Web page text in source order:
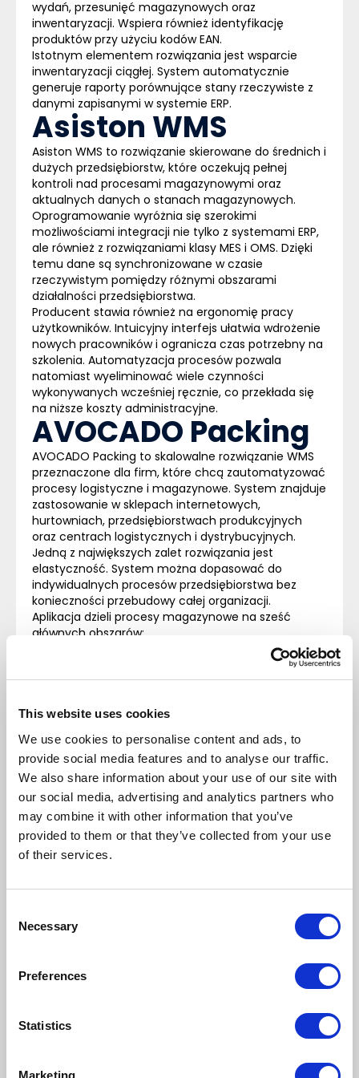
This website uses cookies
We use cookies to personalise content and ads, to
provide social media features and to analyse our traffic.
We also share information about your use of our site with
our social media, advertising and analytics partners who
may combine it with other information that you’ve
provided to them or that they’ve collected from your use
of their services.
Selection
Necessary
Preferences
Statistics
Marketing
wydań, przesunięć magazynowych oraz
inwentaryzacji. Wspiera również identyfikację
produktów przy użyciu kodów EAN.
Istotnym elementem rozwiązania jest wsparcie
inwentaryzacji ciągłej. System automatycznie
generuje raporty porównujące stany rzeczywiste z
danymi zapisanymi w systemie ERP.
Asiston WMS
Asiston WMS to rozwiązanie skierowane do średnich i
dużych przedsiębiorstw, które oczekują pełnej
kontroli nad procesami magazynowymi oraz
aktualnych danych o stanach magazynowych.
Oprogramowanie wyróżnia się szerokimi
możliwościami integracji nie tylko z systemami ERP,
ale również z rozwiązaniami klasy MES i OMS. Dzięki
temu dane są synchronizowane w czasie
rzeczywistym pomiędzy różnymi obszarami
działalności przedsiębiorstwa.
Producent stawia również na ergonomię pracy
użytkowników. Intuicyjny interfejs ułatwia wdrożenie
nowych pracowników i ogranicza czas potrzebny na
szkolenia. Automatyzacja procesów pozwala
natomiast wyeliminować wiele czynności
wykonywanych wcześniej ręcznie, co przekłada się
na niższe koszty administracyjne.
AVOCADO Packing
AVOCADO Packing to skalowalne rozwiązanie WMS
przeznaczone dla firm, które chcą zautomatyzować
procesy logistyczne i magazynowe. System znajduje
zastosowanie w sklepach internetowych,
hurtowniach, przedsiębiorstwach produkcyjnych
oraz centrach logistycznych i dystrybucyjnych.
Jedną z największych zalet rozwiązania jest
elastyczność. System można dopasować do
indywidualnych procesów przedsiębiorstwa bez
konieczności przebudowy całej organizacji.
Aplikacja dzieli procesy magazynowe na sześć
głównych obszarów:
• Przesunięcie
• Inwentaryzacja
Podobnie jak rozwiązanie Comarch, AVOCADO
Packing oferuje dwa środowiska pracy: panel
zarządzania oraz aplikację mobilną dla operatorów
magazynowych. Producent udostępnia również
gotowe integracje z popularnymi systemami ERP,
takimi jak Comarch ERP XL, Comarch ERP Optima,
Subiekt GT, Subiekt Nexo czy WAPRO Mag, a także z
platformami e-commerce.
CompuTec WMS
przeznaczone dla przedsiębiorstw produkcyjnych i
dystrybucyjnych, które oczekują pełnej kontroli nad
System wyróżnia się ścisłą integracją ze
środowiskiem
firm korzystających z tego ekosystemu ERP.
Program zapewnia bieżący wgląd w stany
kreskowych i kolektorów danych. Umożliwia również